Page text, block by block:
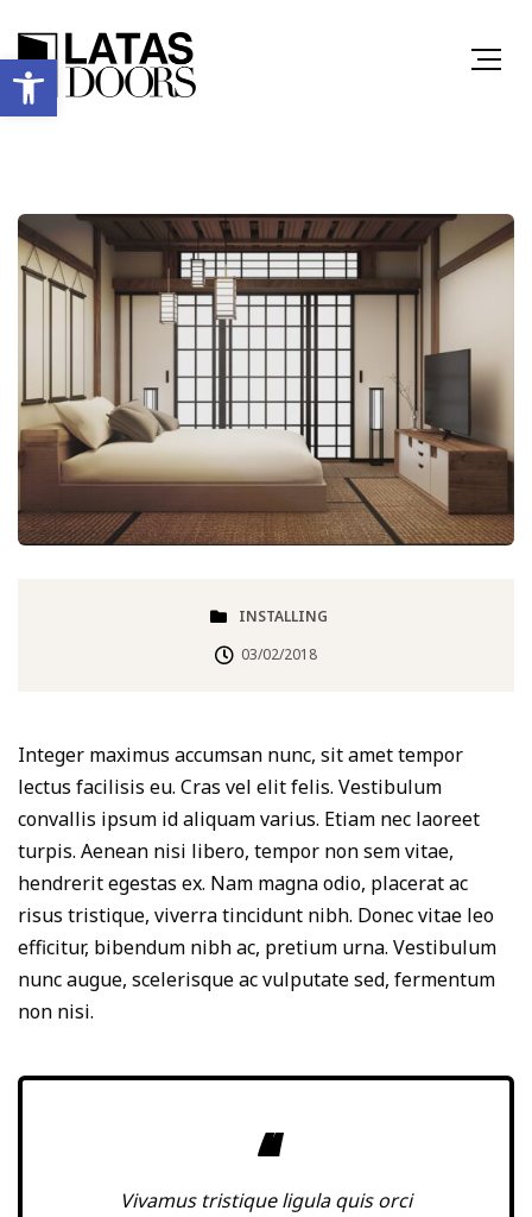
Ανοίξτε τη γραμμή εργαλείων
INSTALLING
03/02/2018
Integer maximus accumsan nunc, sit amet tempor
lectus facilisis eu. Cras vel elit felis. Vestibulum
convallis ipsum id aliquam varius. Etiam nec laoreet
turpis. Aenean nisi libero, tempor non sem vitae,
hendrerit egestas ex. Nam magna odio, placerat ac
risus tristique, viverra tincidunt nibh. Donec vitae leo
efficitur, bibendum nibh ac, pretium urna. Vestibulum
nunc augue, scelerisque ac vulputate sed, fermentum
non nisi.
Vivamus tristique ligula quis orci